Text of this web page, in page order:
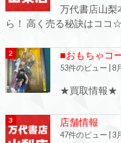
万代書店山梨
ら！ 高く売る秘訣はココ
■おもちゃコ
53件のビュー 8
★買取情報★
店舗情報
47件のビュー 3